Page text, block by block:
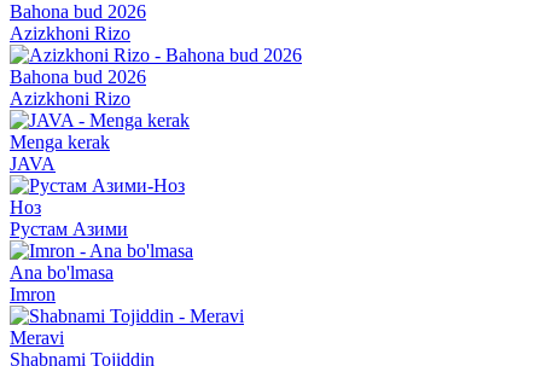
Bahona bud 2026
Azizkhoni Rizo
Bahona bud 2026
Azizkhoni Rizo
Menga kerak
JAVA
Ноз
Рустам Азими
Ana bo'lmasa
Imron
Meravi
Shabnami Tojiddin